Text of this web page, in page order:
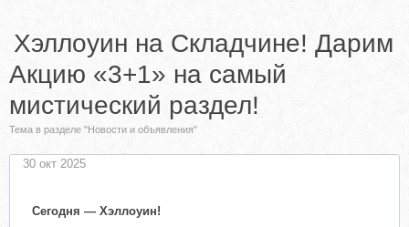
Хэллоуин на Складчине! Дарим
Акцию «3+1» на самый
мистический раздел!
Тема в разделе "Новости и объявления"
Сегодня — Хэллоуин!
30 окт 2025